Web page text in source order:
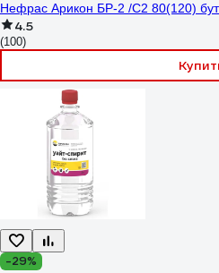
Нефрас Арикон БР-2 /С2 80(120)
4.5
(100)
-29%